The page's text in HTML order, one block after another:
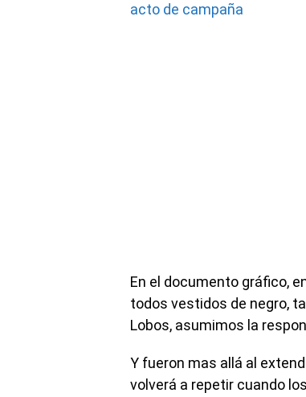
acto de campaña
En el documento gráfico,
todos vestidos de negro,
Lobos, asumimos la
Y fueron mas allá al
volverá a repetir cuando